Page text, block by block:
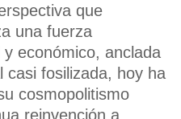
que
una fuerza
económico, anclada
casi fosilizada, hoy ha
cosmopolitismo
reinvención a